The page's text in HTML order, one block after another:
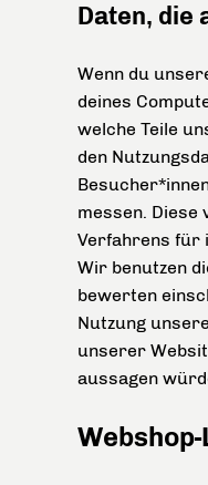
Daten, die
Wenn du
deines
welche Teile
den
messen. Diese
Verfahrens für
Wir benutzen
bewerten
Nutzung
unserer
aussagen